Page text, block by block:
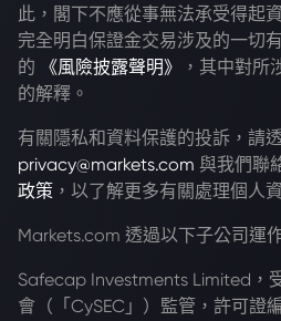
此，閣下不應從事無法承受得起
完全明白保證金交易涉及的一切
的
《風險披露聲明》
，其中對所
的解釋。
有關隱私和資料保護的投訴，請
privacy@markets.com 與我們聯
政策 ，以了解更多有關處理個人
Markets.com 透過以下子公司運作
Safecap Investments Limited，
會（「CySEC」）監管，許可證